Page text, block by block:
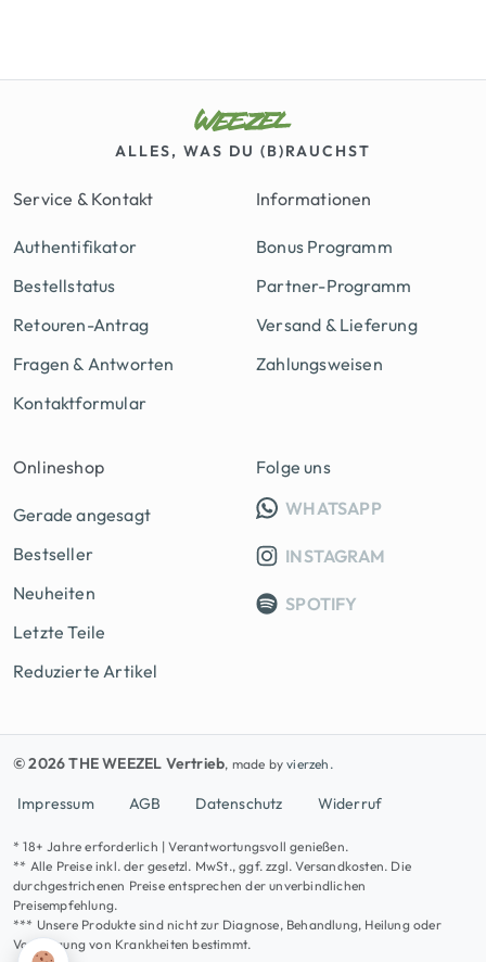
ALLES, WAS DU (B)RAUCHST
Service & Kontakt
Authentifikator
Bestellstatus
Retouren-Antrag
Fragen & Antworten
Kontaktformular
Informationen
Bonus Programm
Partner-Programm
Versand & Lieferung
Zahlungsweisen
Onlineshop
Gerade angesagt
Bestseller
Neuheiten
Letzte Teile
Reduzierte Artikel
Folge uns
WHATSAPPINFO
INSTAGRAM
SPOTIFY
© 2026 THE WEEZEL Vertrieb, made byvierzeh.
Impressum AGB Datenschutz Widerruf
* 18+ Jahre erforderlich | Verantwortungsvoll genießen.
** Alle Preise inkl. der gesetzl. MwSt., ggf. zzgl. Versandkosten. Die
durchgestrichenen Preise entsprechen der unverbindlichen
Preisempfehlung.
*** Unsere Produkte sind nicht zur Diagnose, Behandlung, Heilung oder
Vorbeugung von Krankheiten bestimmt.